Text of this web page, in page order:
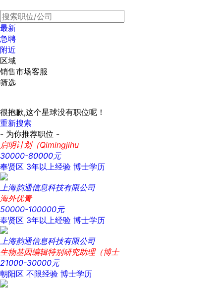
最新
急聘
附近
区域
销售市场客服
筛选
很抱歉,这个星球没有职位呢！
重新搜索
- 为你推荐职位 -
启明计划（Qimingjihu
30000-80000元
奉贤区 3年以上经验 博士学历
上海韵通信息科技有限公司
海外优青
50000-100000元
奉贤区 3年以上经验 博士学历
上海韵通信息科技有限公司
生物基因编辑特别研究助理（博士
21000-30000元
朝阳区 不限经验 博士学历